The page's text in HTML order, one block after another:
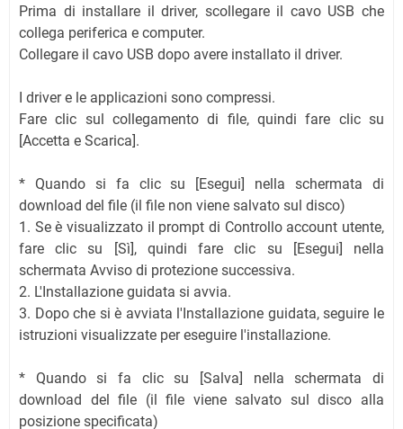
Prima di installare il driver, scollegare il cavo USB che
collega periferica e computer.
Collegare il cavo USB dopo avere installato il driver.
I driver e le applicazioni sono compressi.
Fare clic sul collegamento di file, quindi fare clic su
[Accetta e Scarica].
* Quando si fa clic su [Esegui] nella schermata di
download del file (il file non viene salvato sul disco)
1. Se è visualizzato il prompt di Controllo account utente,
fare clic su [Sì], quindi fare clic su [Esegui] nella
schermata Avviso di protezione successiva.
2. L'Installazione guidata si avvia.
3. Dopo che si è avviata l'Installazione guidata, seguire le
istruzioni visualizzate per eseguire l'installazione.
* Quando si fa clic su [Salva] nella schermata di
download del file (il file viene salvato sul disco alla
posizione specificata)